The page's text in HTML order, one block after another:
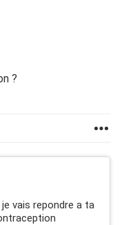
?
vais repondre a ta